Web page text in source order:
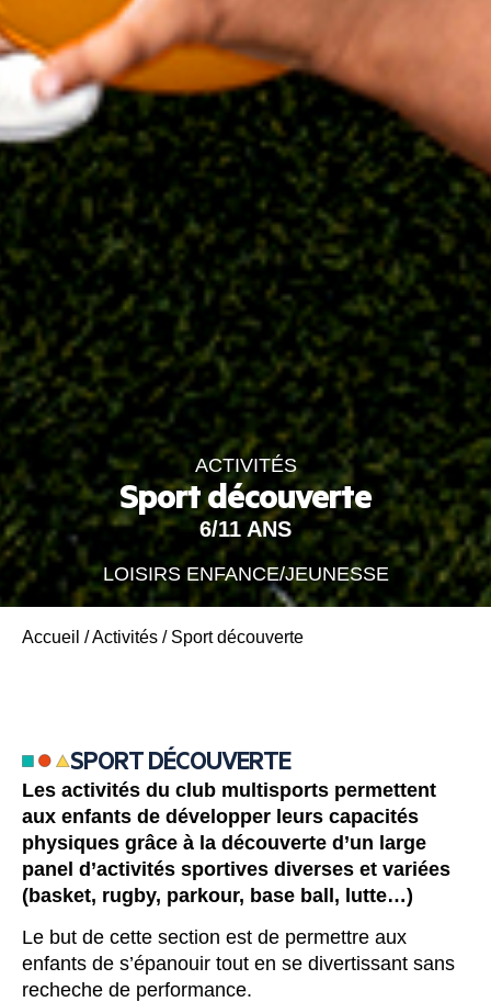
ACTIVITÉS
Sport découverte
6/11 ANS
LOISIRS ENFANCE/JEUNESSE
Accueil /Activités / Sport découverte
SPORT DÉCOUVERTE
Les activités du club multisports permettent
aux enfants de développer leurs capacités
physiques grâce à la découverte d’un large
panel d’activités sportives diverses et variées
(basket, rugby, parkour, base ball, lutte…)
Le but de cette section est de permettre aux
enfants de s’épanouir tout en se divertissant sans
recheche de performance.